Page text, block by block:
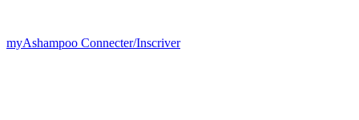
myAshampoo Connecter/Inscriver